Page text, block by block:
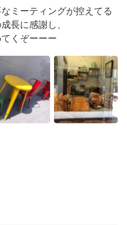
ミーティングが控えてる
長に感謝し、
くぞーーー